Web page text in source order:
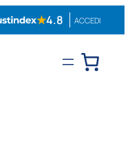
★4.8 ACCEDI